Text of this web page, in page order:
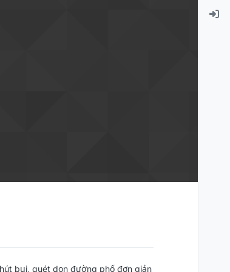
bụi, quét dọn đường phố đơn giản